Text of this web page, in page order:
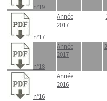
n°19
n°17
Année
2017
n°18
Année
2017
n°16
Année
2016